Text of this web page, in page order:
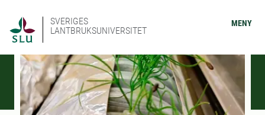
SVERIGES
LANTBRUKSUNIVERSITET
MENY